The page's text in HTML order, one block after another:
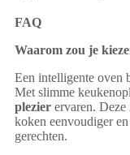
FAQ
Waarom zou je
Een intelligente oven
Met slimme
plezier ervaren.
koken eenvoudiger
gerechten.